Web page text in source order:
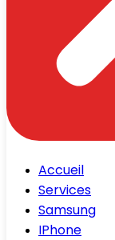
Accueil
Services
Samsung
IPhone